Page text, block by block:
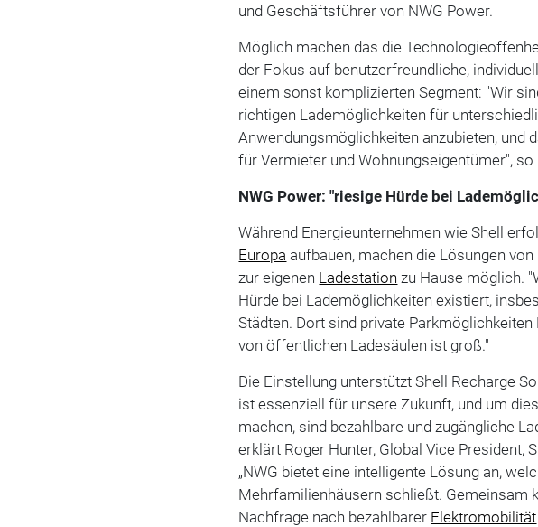
und Geschäftsführer von NWG Power.
Möglich machen das die
der Fokus auf benutzerfreundliche,
einem sonst komplizierten Segment: "Wir
richtigen Lademöglichkeiten für
Anwendungsmöglichkeiten anzubieten, und
für Vermieter und Wohnungseigentümer", so
NWG Power: "riesige Hürde bei
Während Energieunternehmen wie Shell
Europa aufbauen, machen die Lösungen
zur eigenen Ladestation zu Hause möglich.
Hürde bei Lademöglichkeiten existiert,
Städten. Dort sind private
von öffentlichen Ladesäulen ist groß."
Die Einstellung unterstützt Shell Recharge
ist essenziell für unsere Zukunft, und um
machen, sind bezahlbare und zugängliche
erklärt Roger Hunter, Global Vice President,
„NWG bietet eine intelligente Lösung an,
Mehrfamilienhäusern schließt. Gemeinsam
Nachfrage nach bezahlbarer Elektromobilität